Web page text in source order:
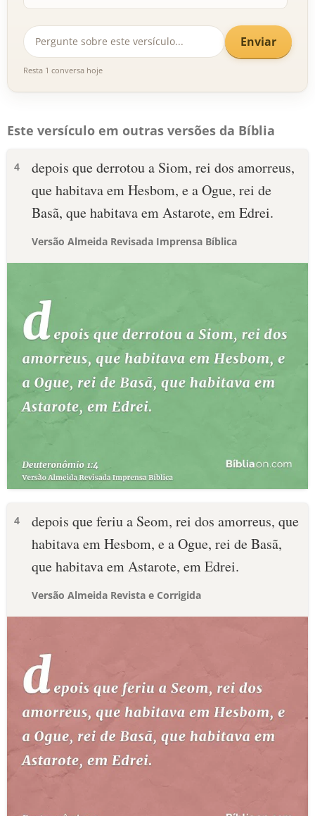
Enviar
Resta 1 conversa hoje
Este versículo em outras versões da Bíblia
4
depois que derrotou a Siom, rei dos amorreus,
que habitava em Hesbom, e a Ogue, rei de
Basã, que habitava em Astarote, em Edrei.
Versão Almeida Revisada Imprensa Bíblica
4
depois que feriu a Seom, rei dos amorreus, que
habitava em Hesbom, e a Ogue, rei de Basã,
que habitava em Astarote, em Edrei.
Versão Almeida Revista e Corrigida